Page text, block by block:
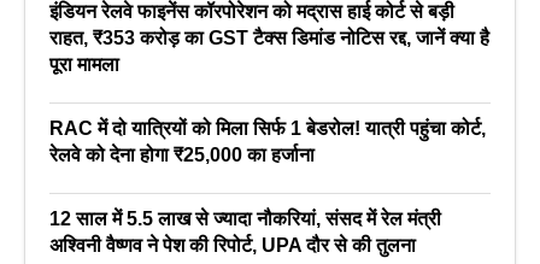
इंडियन रेलवे फाइनेंस कॉरपोरेशन को मद्रास हाई कोर्ट से बड़ी
राहत, ₹353 करोड़ का GST टैक्स डिमांड नोटिस रद्द, जानें क्या है
पूरा मामला
RAC में दो यात्रियों को मिला सिर्फ 1 बेडरोल! यात्री पहुंचा कोर्ट,
रेलवे को देना होगा ₹25,000 का हर्जाना
12 साल में 5.5 लाख से ज्यादा नौकरियां, संसद में रेल मंत्री
अश्विनी वैष्णव ने पेश की रिपोर्ट, UPA दौर से की तुलना